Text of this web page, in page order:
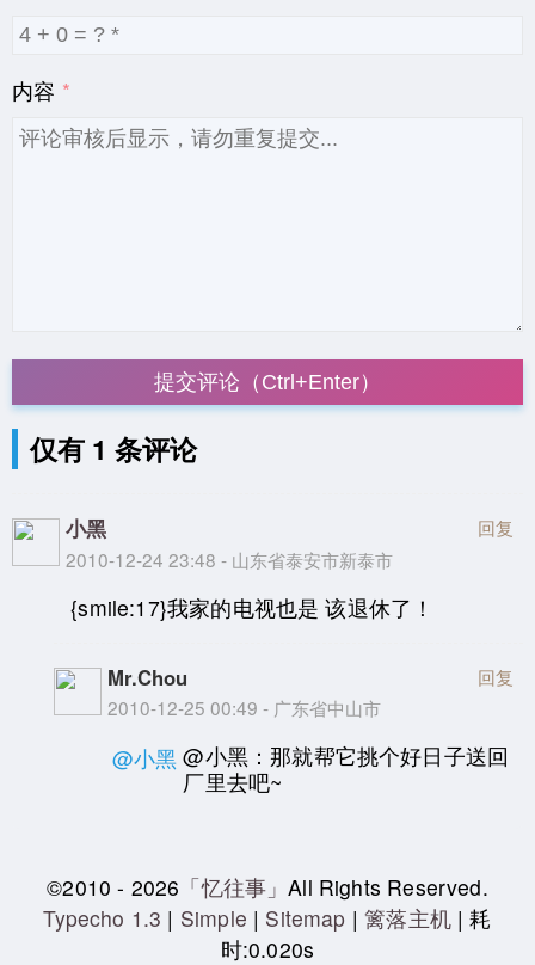
内容
提交评论（Ctrl+Enter）
仅有 1 条评论
小黑
2010-12-24 23:48 - 山东省泰安市新泰市
回复
{smile:17}我家的电视也是 该退休了！
Mr.Chou
2010-12-25 00:49 - 广东省中山市
回复
@小黑 @小黑：那就帮它挑个好日子送回
厂里去吧~
©2010 - 2026 「忆往事」All Rights Reserved.
Typecho 1.3 | Simple | Sitemap |篱落主机| 耗
时:0.020s